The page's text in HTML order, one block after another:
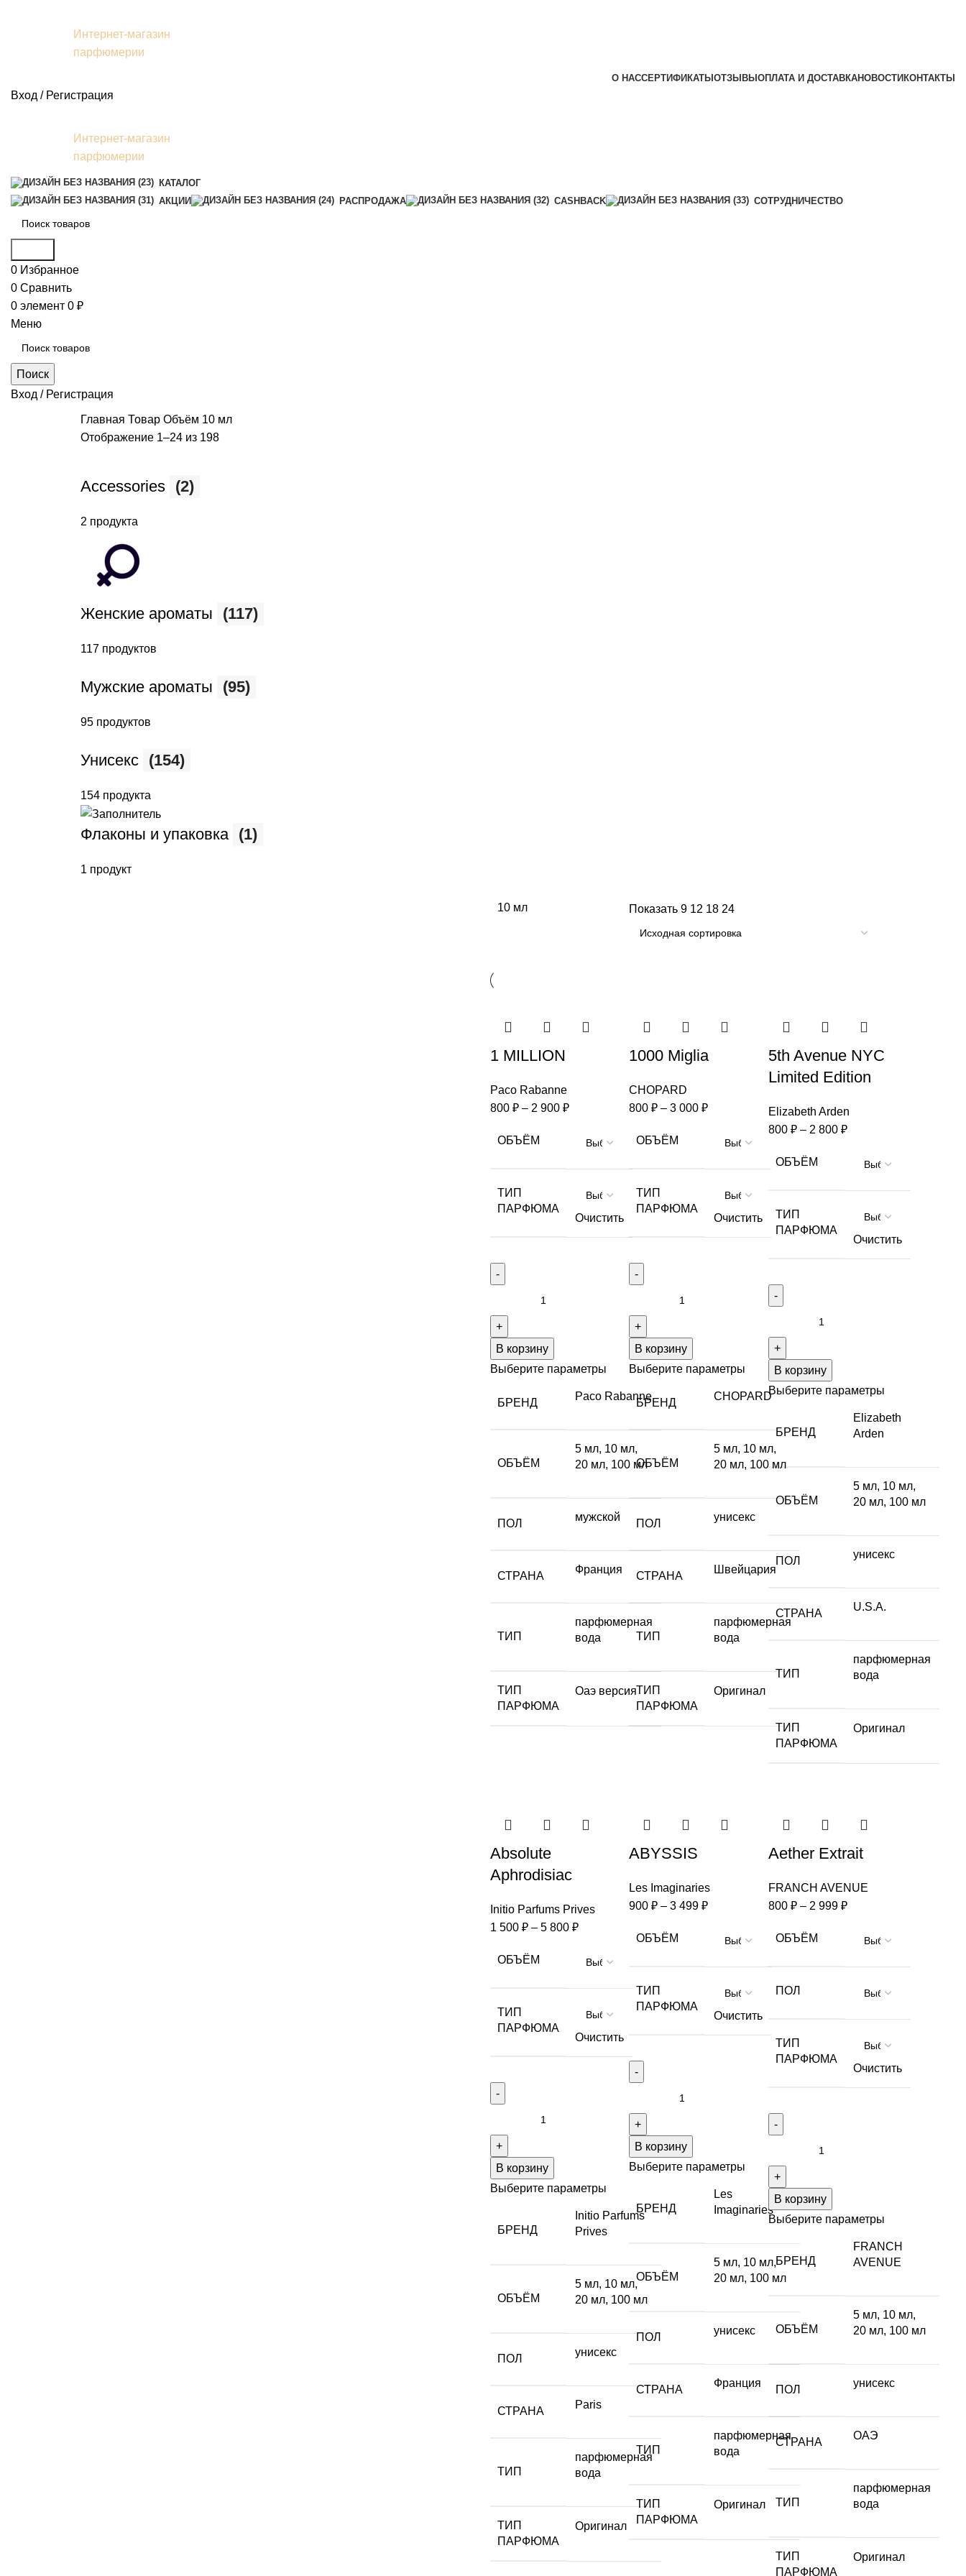
Интернет-магазин
парфюмерии
О НАССЕРТИФИКАТЫ ОТЗЫВЫ ОПЛАТА И ДОСТАВКАНОВОСТИ КОНТАКТЫ
Вход / Регистрация
Интернет-магазин
парфюмерии
КАТАЛОГ
АКЦИИ
РАСПРОДАЖА CASHBACK СОТРУДНИЧЕСТВО
0 Избранное
0 Сравнить
0 элемент 0 ₽
Меню
Поиск
Вход / Регистрация
Главная Товар Объём 10 мл
Отображение 1–24 из 198
Accessories (2)
2 продукта
Женские ароматы (117)
117 продуктов
Мужские ароматы (95)
95 продуктов
Унисекс (154)
154 продукта
Флаконы и упаковка (1)
1 продукт
10 мл Показать9 12 18 24
1 MILLION
Paco Rabanne
800 ₽ – 2 900 ₽
ОБЪЁМ
ТИП
ПАРФЮМА
Очистить
В корзину
Выберите параметры
БРЕНД
Paco Rabanne
ОБЪЁМ
5 мл, 10 мл,
20 мл, 100 мл
ПОЛ
мужской
СТРАНА
Франция
ТИП
парфюмерная
вода
ТИП
ПАРФЮМА
Оаэ версия
1000 Miglia
CHOPARD
800₽ –3 000₽
ОБЪЁМ
ТИП
ПАРФЮМА
Очистить
В корзину
Выберите параметры
БРЕНД
CHOPARD
ОБЪЁМ
5 мл, 10 мл,
20 мл, 100 мл
ПОЛ
унисекс
СТРАНА
Швейцария
ТИП
парфюмерная
вода
ТИП
ПАРФЮМА
Оригинал
5th Avenue NYC
Limited Edition
Elizabeth Arden
800 ₽– 2 800 ₽
ОБЪЁМ
ТИП
ПАРФЮМА
Очистить
В корзину
Выберите параметры
БРЕНД
Elizabeth
Arden
ОБЪЁМ
5 мл, 10 мл,
20 мл, 100 мл
ПОЛ
унисекс
СТРАНА
U.S.A.
ТИП
парфюмерная
вода
ТИП
ПАРФЮМА
Оригинал
Absolute
Aphrodisiac
Initio Parfums Prives
1 500 ₽ – 5 800 ₽
ОБЪЁМ
ТИП
ПАРФЮМА
Очистить
В корзину
Выберите параметры
БРЕНД
Initio Parfums
Prives
ОБЪЁМ
5 мл, 10 мл,
20 мл, 100 мл
ПОЛ
унисекс
СТРАНА
Paris
ТИП
парфюмерная
вода
ТИП
ПАРФЮМА
Оригинал
ABYSSIS
Les Imaginaries
900₽ –3 499₽
ОБЪЁМ
ТИП
ПАРФЮМА
Очистить
В корзину
Выберите параметры
БРЕНД
Les
Imaginaries
ОБЪЁМ
5 мл, 10 мл,
20 мл, 100 мл
ПОЛ
унисекс
СТРАНА
Франция
ТИП
парфюмерная
вода
ТИП
ПАРФЮМА
Оригинал
Aether Extrait
FRANCH AVENUE
800 ₽– 2 999 ₽
ОБЪЁМ
ПОЛ
ТИП
ПАРФЮМА
Очистить
В корзину
Выберите параметры
БРЕНД
FRANCH
AVENUE
ОБЪЁМ
5 мл, 10 мл,
20 мл, 100 мл
ПОЛ
унисекс
СТРАНА
ОАЭ
ТИП
парфюмерная
вода
ТИП
ПАРФЮМА
Оригинал